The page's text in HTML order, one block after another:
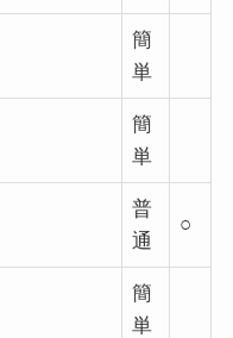
簡
単
簡
単
普
通
○
簡
単